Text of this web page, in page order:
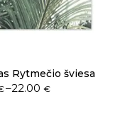
Rytmečio šviesa
–22.00 €